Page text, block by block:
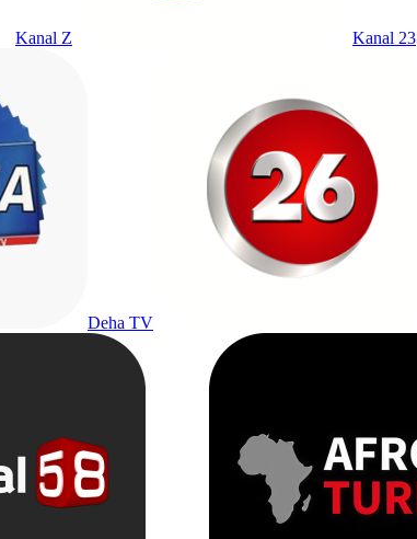
Kanal Z Kanal 23
Deha TV